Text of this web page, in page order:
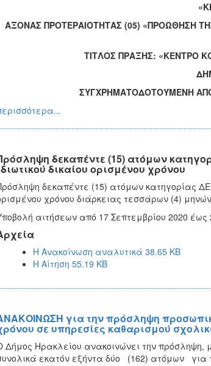
ΑΞΟΝΑΣ ΠΡΟΤΕΡΑΙΟΤΗΤΑΣ (05) «ΠΡΟΩΘΗΣΗ
ΤΙΤΛΟΣ ΠΡΑΞΗΣ: «ΚΕΝΤΡΟ
ΔΗΜΟ
ΣΥΓΧΡΗΜΑΤΟΔΟΤΟΥΜΕΝΗ
δεκαπέντε (15) ατόμων
δικαίου ορισμένου χρόνου
δεκαπέντε (15) ατόμων κατηγορίας
χρόνου διάρκειας τεσσάρων (4)
αιτήσεων από 17 Σεπτεμβρίου 2020
Η Ανακοίνωση αναλυτικά 38.65 KB
Η Αίτηση 55.19 KB
για την πρόσληψη
σε υπηρεσίες καθαρισμού
Δήμος Ηρακλείου ανακοινώνει την πρόσληψη,
εκατόν εξήντα δύο (162) ατόμων